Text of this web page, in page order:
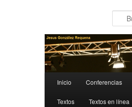
Inicio Conferencias
Textos Textos en línea